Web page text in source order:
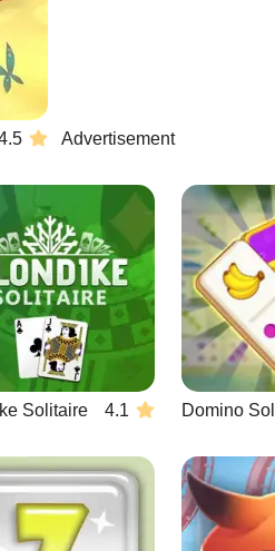
Advertisement
Solitaire 4.1 Domino